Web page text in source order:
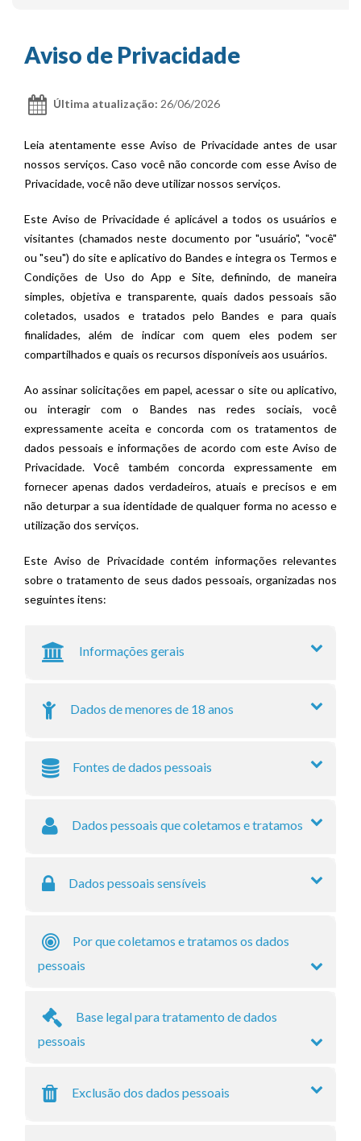
Aviso de Privacidade
Última atualização: 26/06/2026
Leia atentamente esse Aviso de Privacidade antes de usar
nossos serviços. Caso você não concorde com esse Aviso de
Privacidade, você não deve utilizar nossos serviços.
Este Aviso de Privacidade é aplicável a todos os usuários e
visitantes (chamados neste documento por "usuário", "você"
ou "seu") do site e aplicativo do Bandes e integra os Termos e
Condições de Uso do App e Site, definindo, de maneira
simples, objetiva e transparente, quais dados pessoais são
coletados, usados e tratados pelo Bandes e para quais
finalidades, além de indicar com quem eles podem ser
compartilhados e quais os recursos disponíveis aos usuários.
Ao assinar solicitações em papel, acessar o site ou aplicativo,
ou interagir com o Bandes nas redes sociais, você
expressamente aceita e concorda com os tratamentos de
dados pessoais e informações de acordo com este Aviso de
Privacidade. Você também concorda expressamente em
fornecer apenas dados verdadeiros, atuais e precisos e em
não deturpar a sua identidade de qualquer forma no acesso e
utilização dos serviços.
Este Aviso de Privacidade contém informações relevantes
sobre o tratamento de seus dados pessoais, organizadas nos
seguintes itens:
Informações gerais
Dados de menores de 18 anos
Fontes de dados pessoais
Dados pessoais que coletamos e tratamos
Dados pessoais sensíveis
Por que coletamos e tratamos os dados
pessoais
Base legal para tratamento de dados
pessoais
Exclusão dos dados pessoais